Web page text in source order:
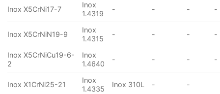
Inox X5CrNi17-7
Inox
1.4319
- - - -
Inox X5CrNiN19-9
Inox
1.4315
- - - -
Inox X5CrNiCu19-6-
2
Inox
1.4640
- - - -
Inox X1CrNi25-21
Inox
1.4335
Inox 310L - -